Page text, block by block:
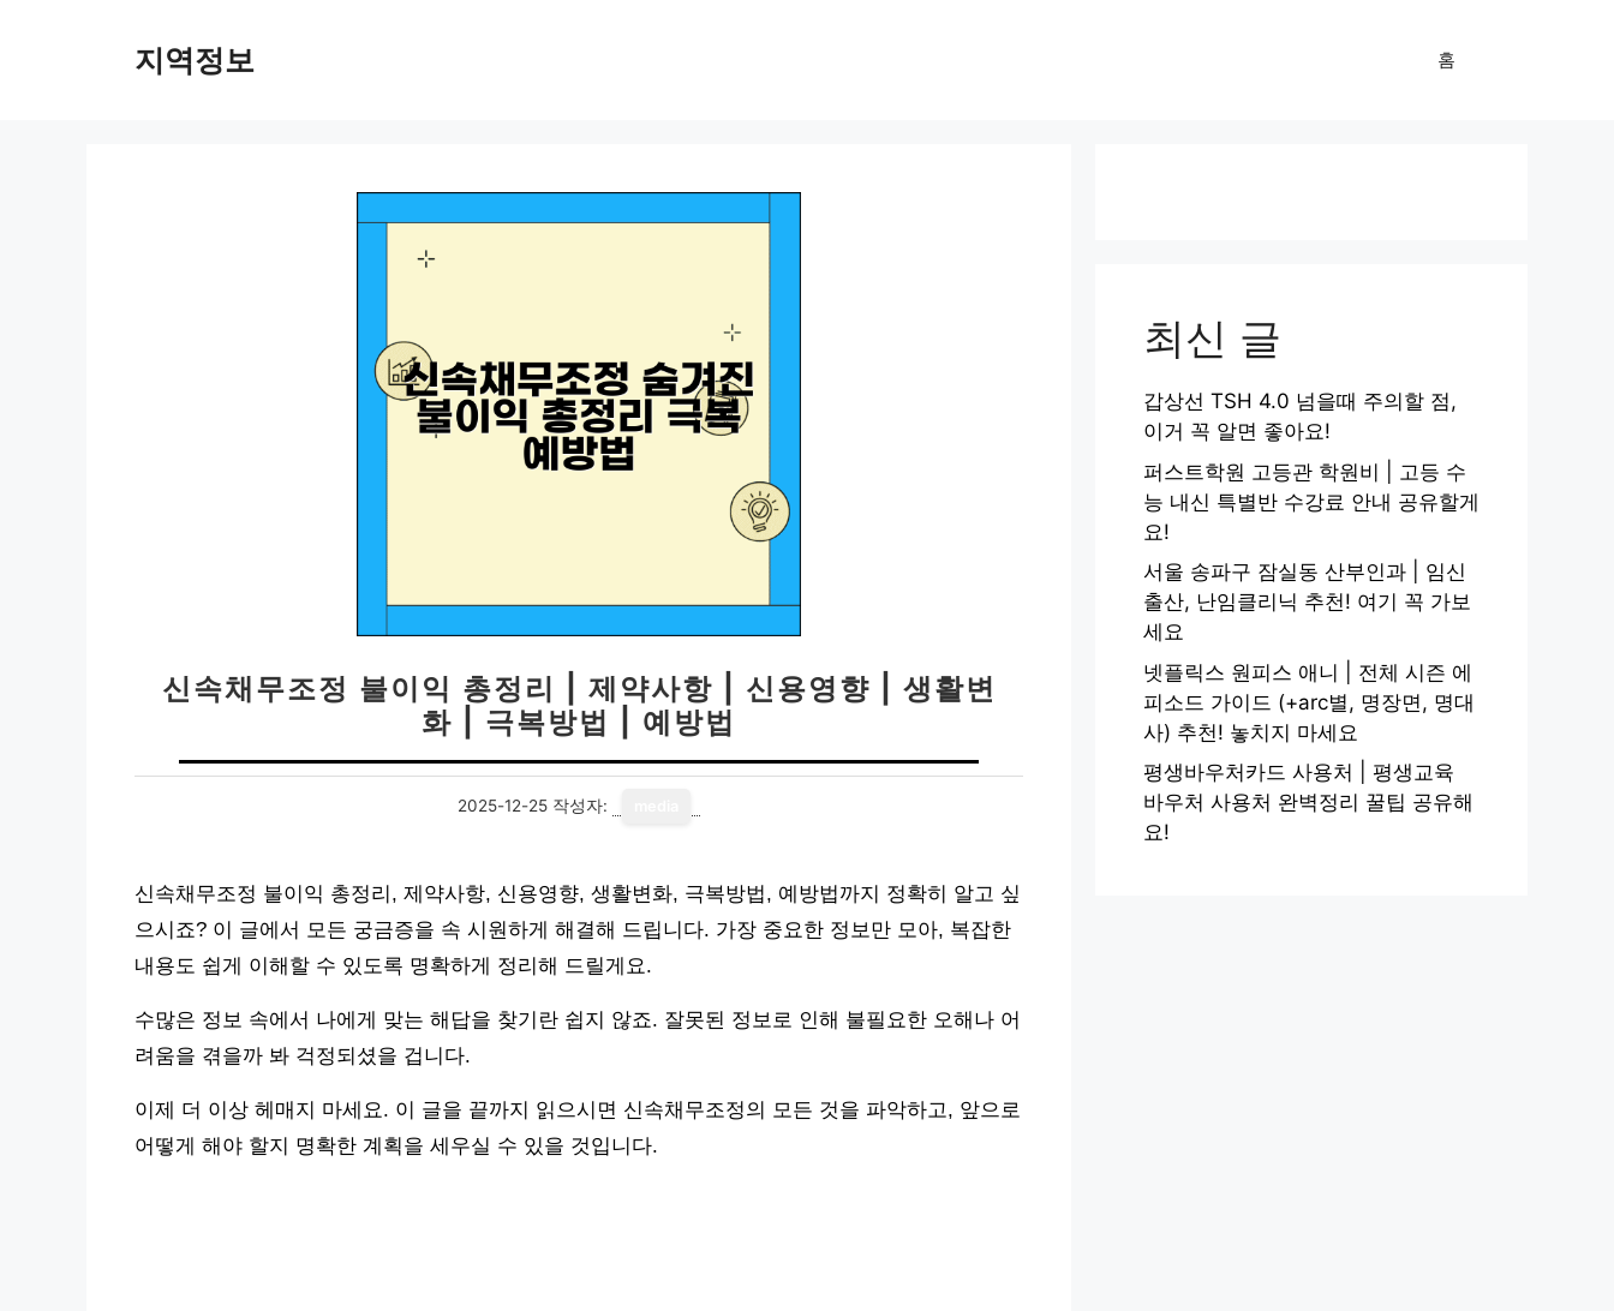
지역정보 홈
신속채무조정 불이익 총정리 | 제약사항 | 신용영향 | 생활변
화 | 극복방법 | 예방법
2025-12-25 작성자:
신속채무조정 불이익 총정리, 제약사항, 신용영향, 생활변화, 극복방법, 예방법까지 정확히 알고 싶
으시죠? 이 글에서 모든 궁금증을 속 시원하게 해결해 드립니다. 가장 중요한 정보만 모아, 복잡한
내용도 쉽게 이해할 수 있도록 명확하게 정리해 드릴게요.
수많은 정보 속에서 나에게 맞는 해답을 찾기란 쉽지 않죠. 잘못된 정보로 인해 불필요한 오해나 어
려움을 겪을까 봐 걱정되셨을 겁니다.
이제 더 이상 헤매지 마세요. 이 글을 끝까지 읽으시면 신속채무조정의 모든 것을 파악하고, 앞으로
어떻게 해야 할지 명확한 계획을 세우실 수 있을 것입니다.
최신 글
갑상선 TSH 4.0 넘을때 주의할 점,
이거 꼭 알면 좋아요!
퍼스트학원 고등관 학원비 | 고등 수
능 내신 특별반 수강료 안내 공유할게
요!
서울 송파구 잠실동 산부인과 | 임신
출산, 난임클리닉 추천! 여기 꼭 가보
세요
넷플릭스 원피스 애니 | 전체 시즌 에
피소드 가이드 (+arc별, 명장면, 명대
사) 추천! 놓치지 마세요
평생바우처카드 사용처 | 평생교육
바우처 사용처 완벽정리 꿀팁 공유해
요!